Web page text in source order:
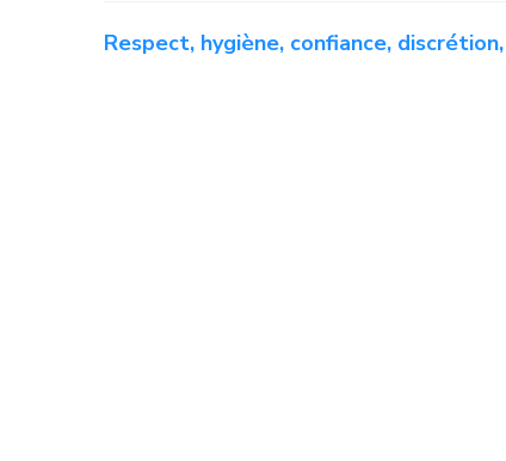
Respect, hygiène, confiance,